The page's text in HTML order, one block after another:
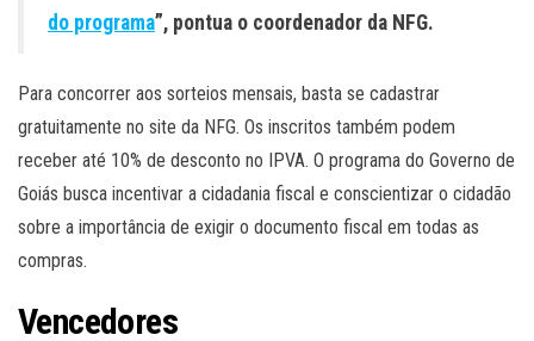
do programa”, pontua o coordenador da NFG.
Para concorrer aos sorteios mensais, basta se cadastrar
gratuitamente no site da NFG. Os inscritos também podem
receber até 10% de desconto no IPVA. O programa do Governo de
Goiás busca incentivar a cidadania fiscal e conscientizar o cidadão
sobre a importância de exigir o documento fiscal em todas as
compras.
Vencedores